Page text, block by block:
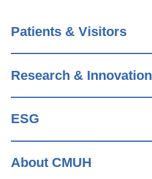
Patients & Visitors
Research & Innovation
ESG
About CMUH